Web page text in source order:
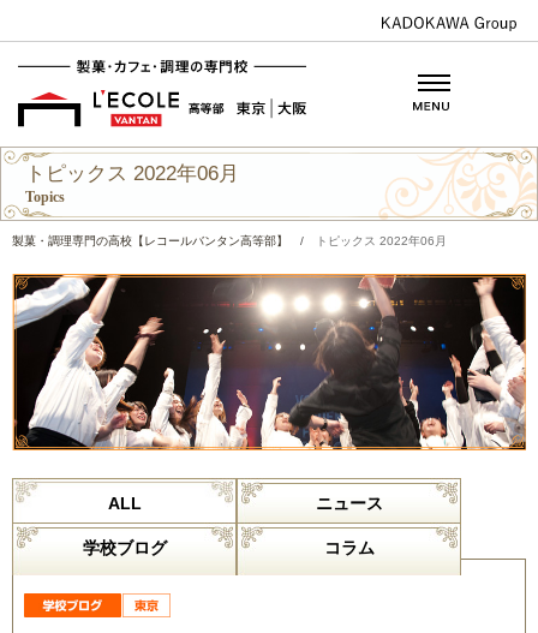
トピックス 2022年06月
Topics
製菓・調理専門の高校【レコールバンタン高等部】 / トピックス 2022年06月
ALL ニュース
学校ブログ コラム